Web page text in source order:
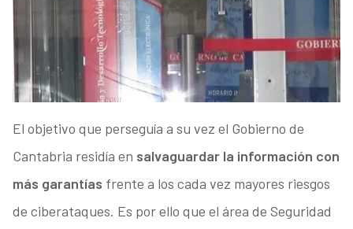
El objetivo que perseguía a su vez el Gobierno de
Cantabria residía en salvaguardar la información con
más garantías frente a los cada vez mayores riesgos
de ciberataques. Es por ello que el área de Seguridad